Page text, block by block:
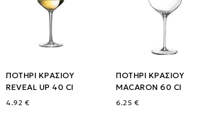
ΠΟΤΗΡΙ ΚΡΑΣΙΟΥ
REVEAL UP 40 Cl
4.92 €
ΠΟΤΗΡΙ ΚΡΑΣΙΟΥ
MACARON 60 Cl
6.25 €